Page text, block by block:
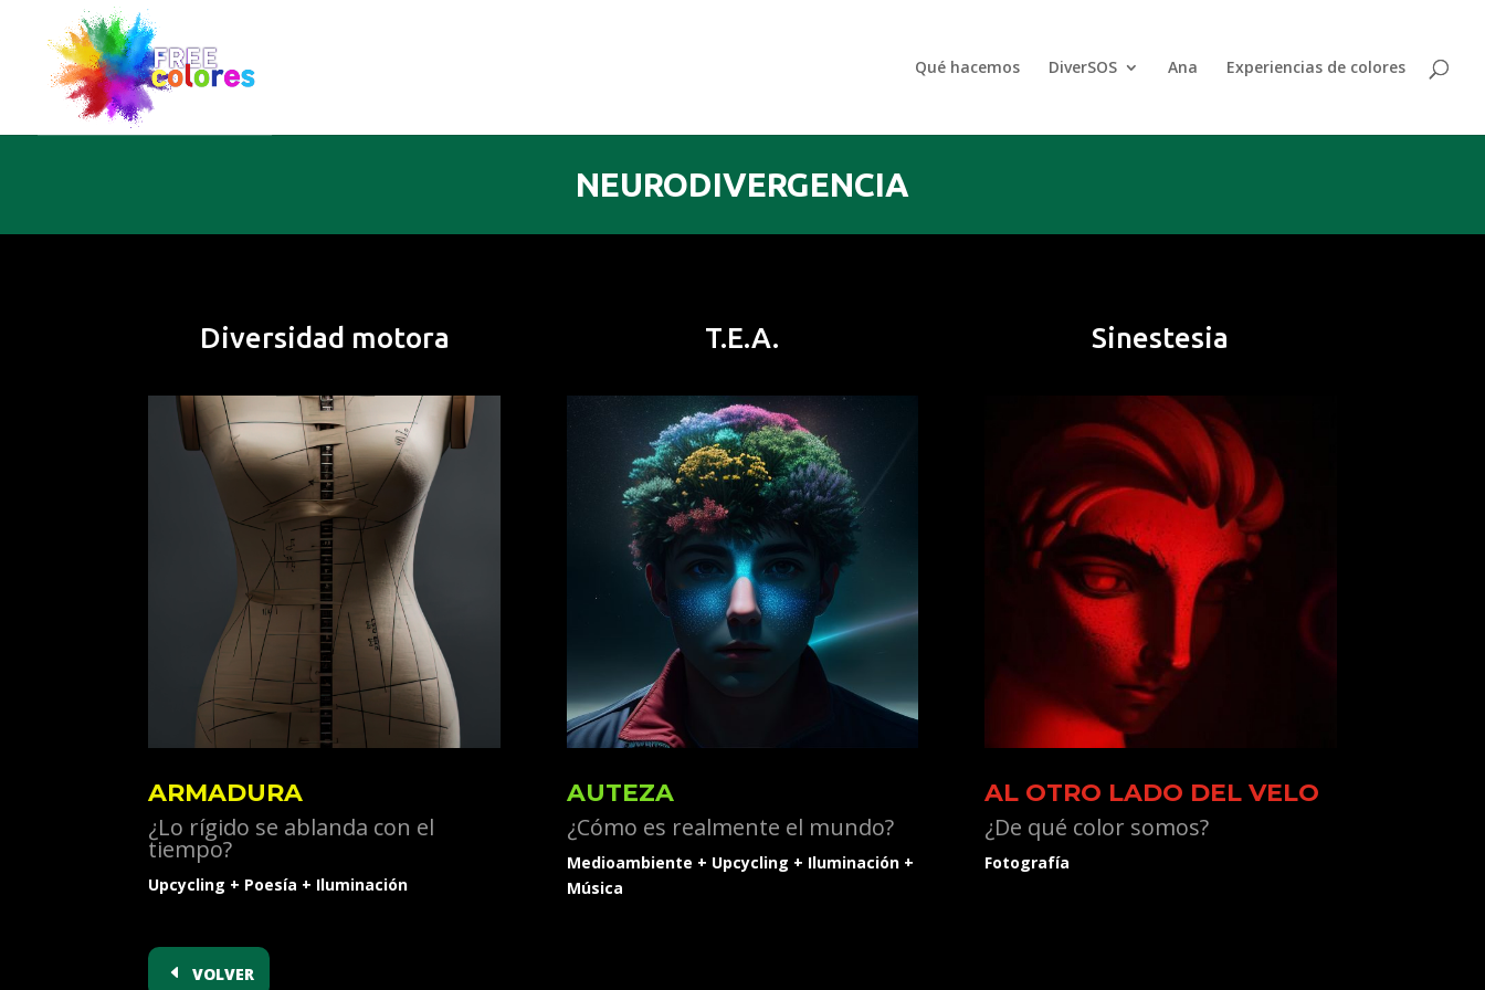
Qué hacemos DiverSOS Ana Experiencias de colores
NEURODIVERGENCIA
Diversidad motora
ARMADURA
¿Lo rígido se ablanda con el
tiempo?
Upcycling + Poesía + Iluminación
T.E.A.
AUTEZA
¿Cómo es realmente el mundo?
Medioambiente + Upcycling + Iluminación +
Música
Sinestesia
AL OTRO LADO DEL VELO
¿De qué color somos?
Fotografía
volver